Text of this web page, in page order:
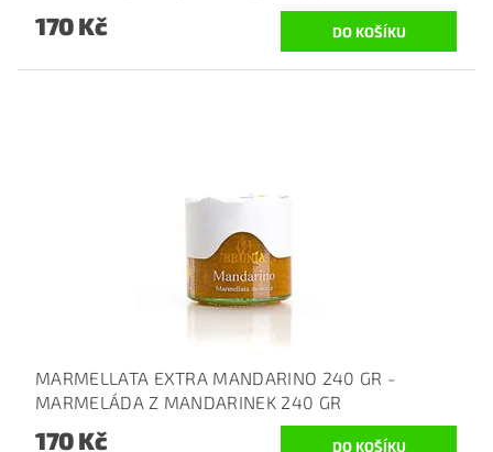
170 Kč
MARMELLATA EXTRA MANDARINO 240 GR -
MARMELÁDA Z MANDARINEK 240 GR
170 Kč